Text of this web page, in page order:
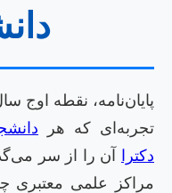
پایان‌نامه، نقطه
تجربه‌ای که هر
دکترا
آن را از سر
مراکز علمی معتبری